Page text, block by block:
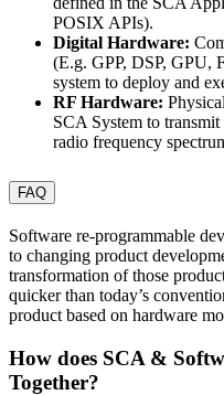
POSIX APIs).
Digital Hardware:
(E.g. GPP, DSP, GPU,
system to deploy and
RF Hardware:
SCA System to
radio frequency
FAQ
Software re-programmable
to changing product
transformation of those
quicker than today’s
product based on hardware
How does SCA &
Together?